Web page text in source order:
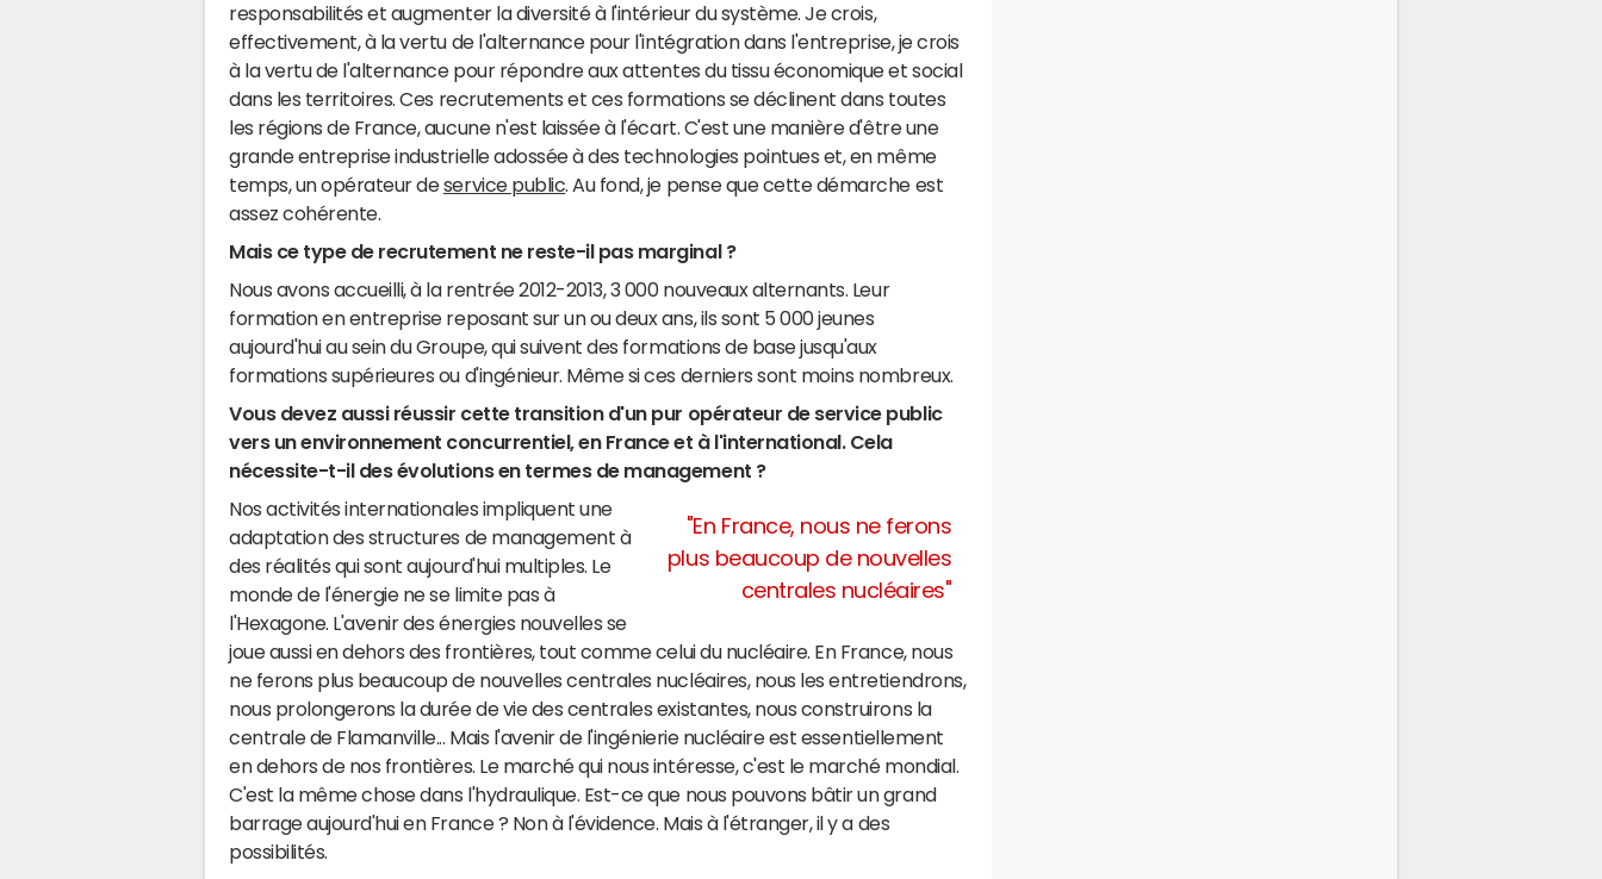
responsabilités et augmenter la diversité à l'intérieur du système. Je crois,
effectivement, à la vertu de l'alternance pour l'intégration dans l'entreprise, je crois
à la vertu de l'alternance pour répondre aux attentes du tissu économique et social
dans les territoires. Ces recrutements et ces formations se déclinent dans toutes
les régions de France, aucune n'est laissée à l'écart. C'est une manière d'être une
grande entreprise industrielle adossée à des technologies pointues et, en même
temps, un opérateur deservice public . Au fond, je pense que cette démarche est
assez cohérente.
Mais ce type de recrutement ne reste-il pas marginal ?
Nous avons accueilli, à la rentrée 2012-2013, 3 000 nouveaux alternants. Leur
formation en entreprise reposant sur un ou deux ans, ils sont 5 000 jeunes
aujourd'hui au sein du Groupe, qui suivent des formations de base jusqu'aux
formations supérieures ou d'ingénieur. Même si ces derniers sont moins nombreux.
Vous devez aussi réussir cette transition d'un pur opérateur de service public
vers un environnement concurrentiel, en France et à l'international. Cela
nécessite-t-il des évolutions en termes de management ?
"En France, nous ne ferons
plus beaucoup de nouvelles
centrales nucléaires"
Nos activités internationales impliquent une
adaptation des structures de management à
des réalités qui sont aujourd'hui multiples. Le
monde de l'énergie ne se limite pas à
l'Hexagone. L'avenir des énergies nouvelles se
joue aussi en dehors des frontières, tout comme celui du nucléaire. En France, nous
ne ferons plus beaucoup de nouvelles centrales nucléaires, nous les entretiendrons,
nous prolongerons la durée de vie des centrales existantes, nous construirons la
centrale de Flamanville... Mais l'avenir de l'ingénierie nucléaire est essentiellement
en dehors de nos frontières. Le marché qui nous intéresse, c'est le marché mondial.
C'est la même chose dans l'hydraulique. Est-ce que nous pouvons bâtir un grand
barrage aujourd'hui en France ? Non à l'évidence. Mais à l'étranger, il y a des
possibilités.